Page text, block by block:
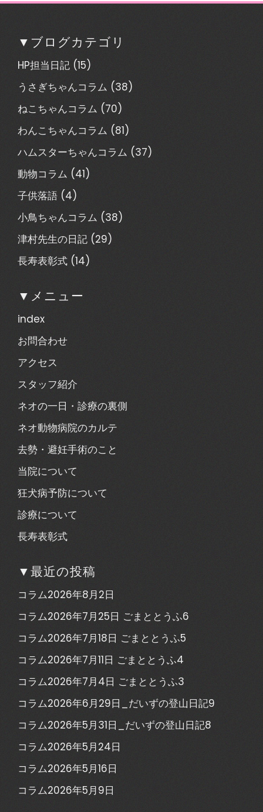
▼ブログカテゴリ
HP担当日記 (15)
うさぎちゃんコラム (38)
ねこちゃんコラム (70)
わんこちゃんコラム (81)
ハムスターちゃんコラム (37)
動物コラム (41)
子供落語 (4)
小鳥ちゃんコラム (38)
津村先生の日記 (29)
長寿表彰式 (14)
▼メニュー
index
お問合わせ
アクセス
スタッフ紹介
ネオの一日・診療の裏側
ネオ動物病院のカルテ
去勢・避妊手術のこと
当院について
狂犬病予防について
診療について
長寿表彰式
▼最近の投稿
コラム2026年8月2日
コラム2026年7月25日 ごまととうふ6
コラム2026年7月18日 ごまととうふ5
コラム2026年7月11日 ごまととうふ4
コラム2026年7月4日 ごまととうふ3
コラム2026年6月29日_だいずの登山日記9
コラム2026年5月31日_だいずの登山日記8
コラム2026年5月24日
コラム2026年5月16日
コラム2026年5月9日